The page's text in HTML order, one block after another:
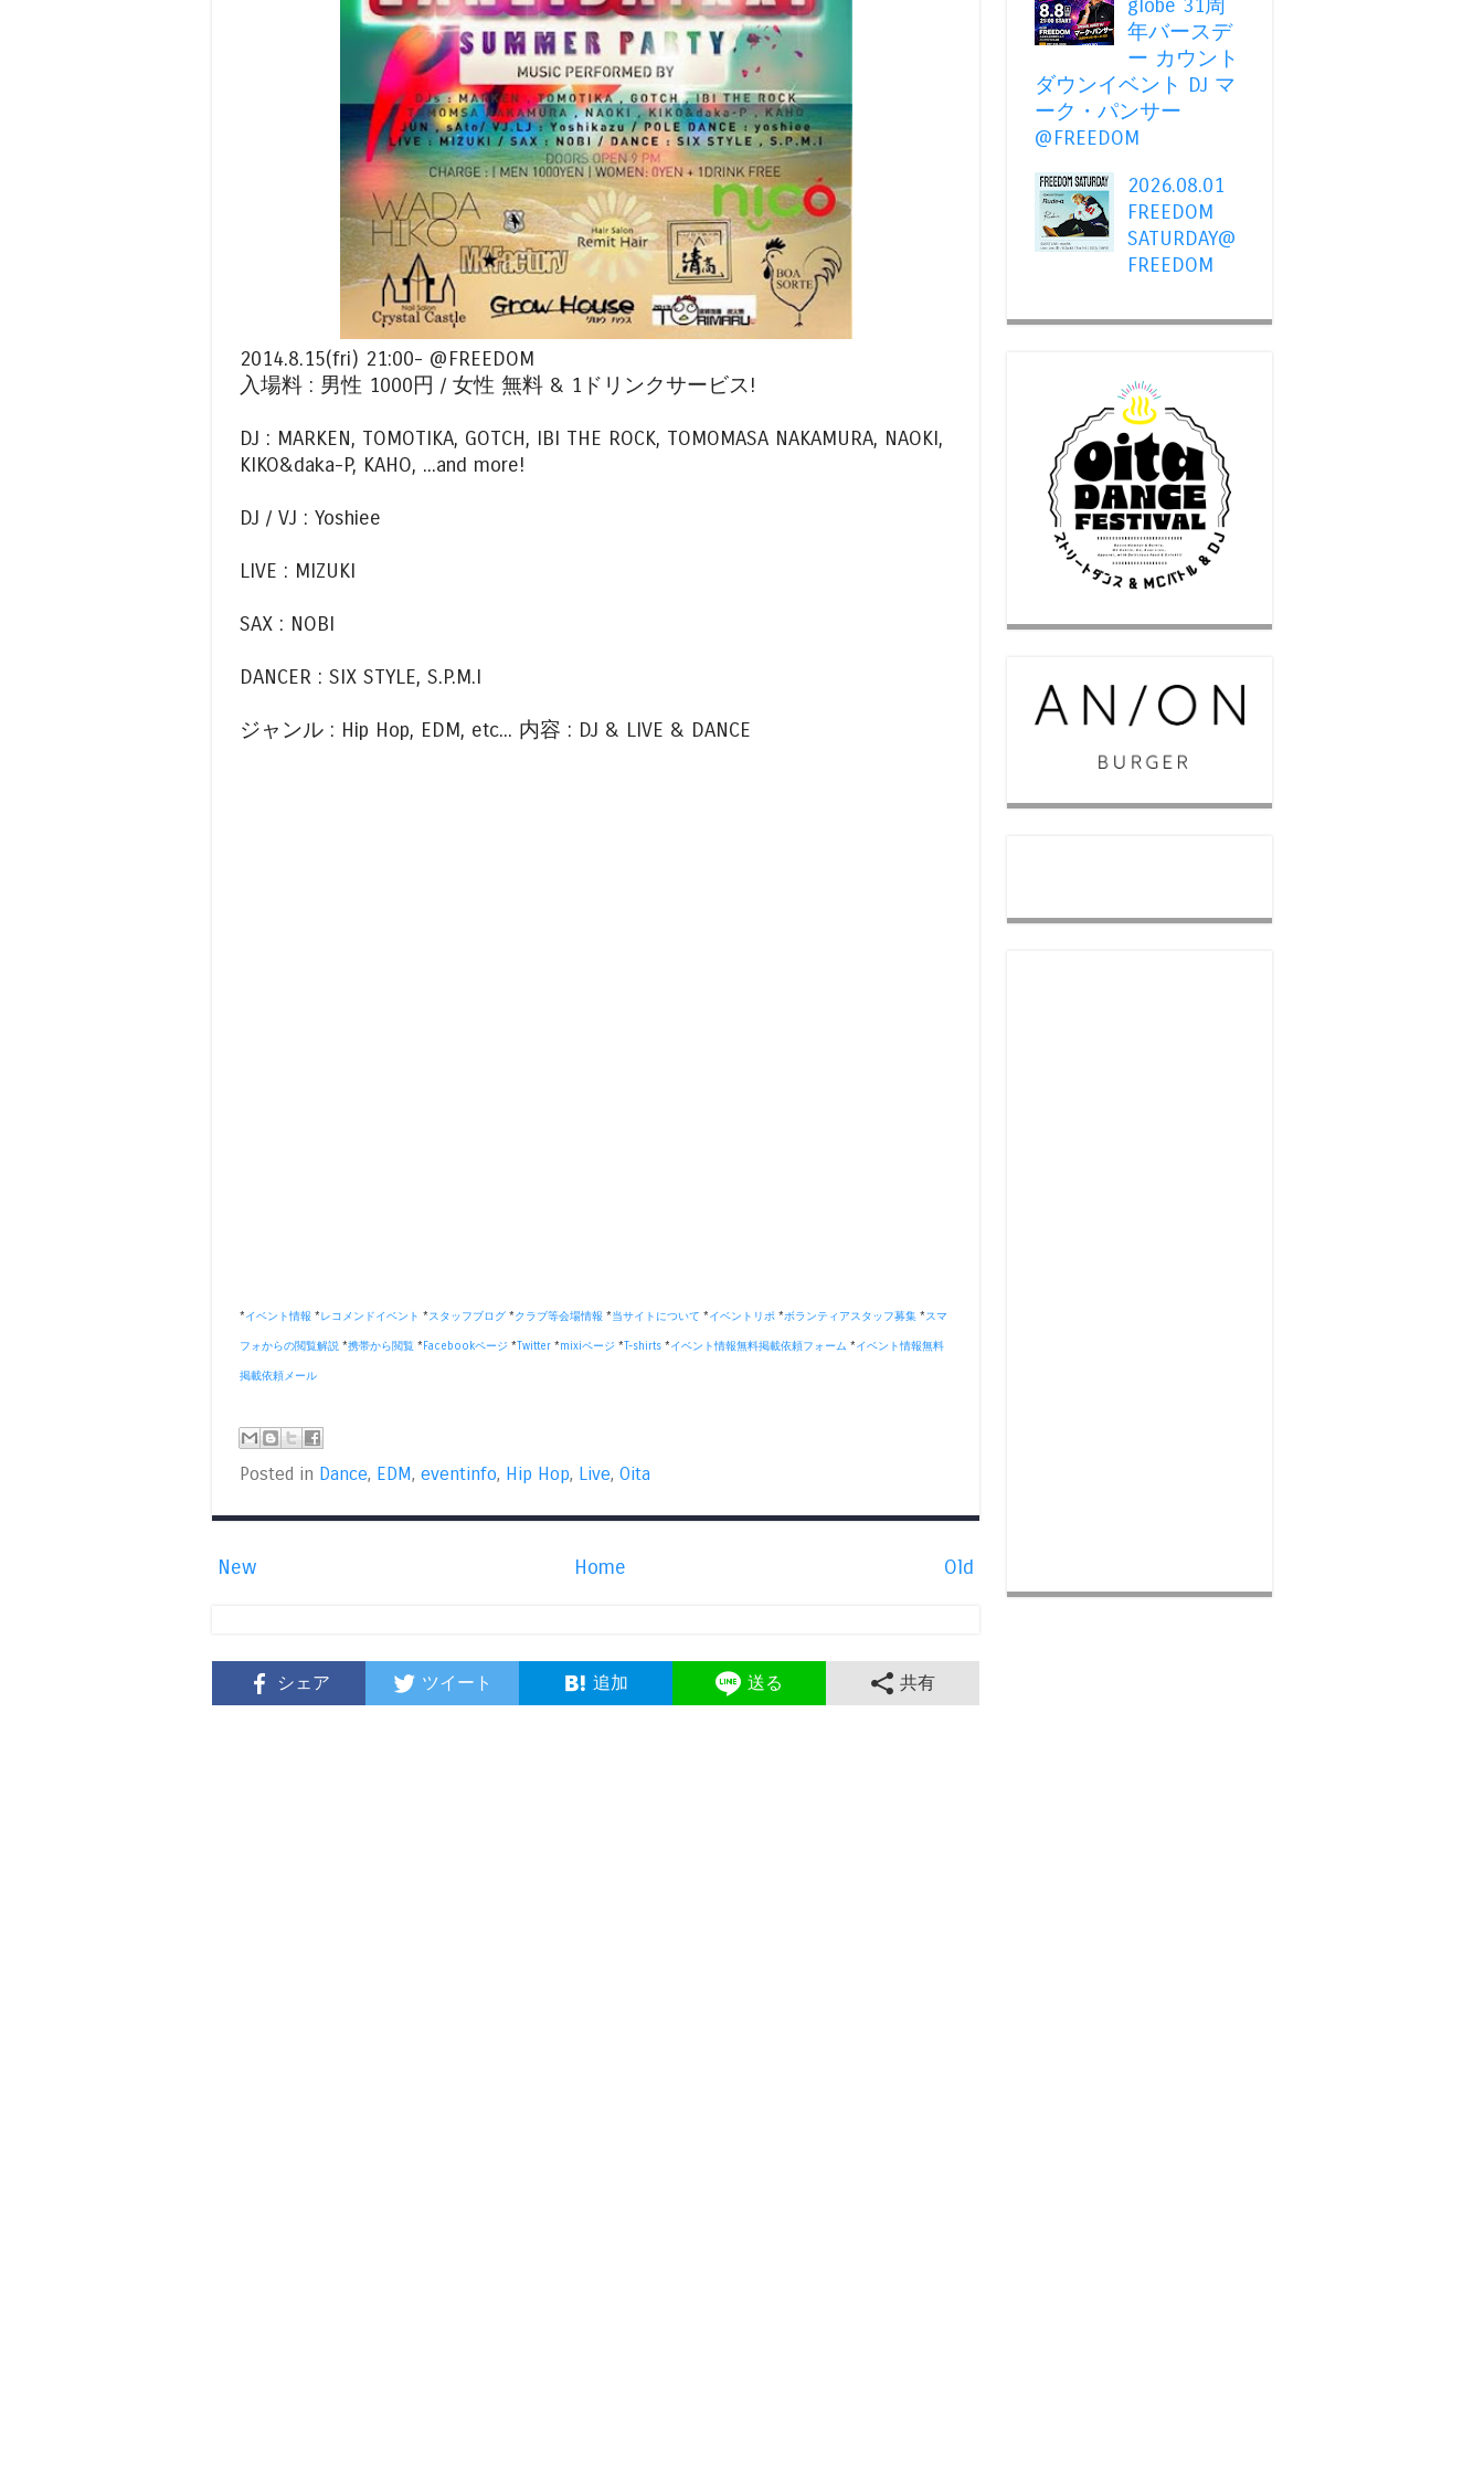
2014.8.15(fri) 21:00- @FREEDOM
入場料 : 男性 1000円 / 女性 無料 & 1ドリンクサービス!
DJ : MARKEN, TOMOTIKA, GOTCH, IBI THE ROCK, TOMOMASA NAKAMURA, NAOKI,
KIKO&daka-P, KAHO, ...and more!
DJ / VJ : Yoshiee
LIVE : MIZUKI
SAX : NOBI
DANCER : SIX STYLE, S.P.M.I
ジャンル : Hip Hop, EDM, etc... 内容 : DJ & LIVE & DANCE
*イベント情報 * レコメンドイベント *スタッフブログ *クラブ等会場情報 *当サイトについて *イベントリポ *ボランティアスタッフ募集 *スマ
フォからの閲覧解説 *携帯から閲覧 * Facebookページ * Twitter *mixiページ * T-shirts *イベント情報無料掲載依頼フォーム *イベント情報無料
掲載依頼メール
Posted in Dance, EDM, eventinfo, Hip Hop, Live, Oita
New Old
Home
シェア ツイート 追加 送る 共有
globe 31周
年バースデ
ー カウント
ダウンイベント DJ マ
ーク・パンサー
@FREEDOM
2026.08.01
FREEDOM
SATURDAY@
FREEDOM